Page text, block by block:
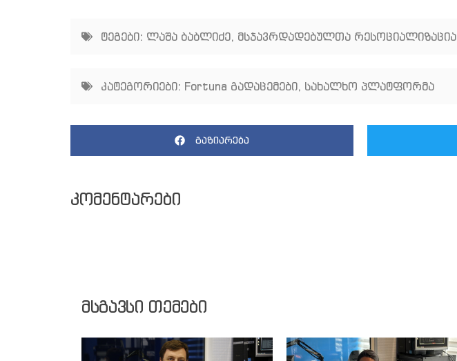
ტეგები: ლაშა ბაბლიძე, მსჯავრდადებულთა რესოციალიზაცია
კატეგორიები: Fortuna გადაცემები, სახალხო პლატფორმა
გაზიარება
კომენტარები
მსგავსი თემები